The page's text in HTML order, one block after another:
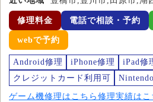
修理料金 電話で相談・予約
webで予約
Android修理 iPhone修理
iPad修
クレジットカード利用可
ゲーム機修理はこちら 修理実績はこ